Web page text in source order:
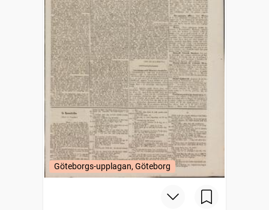
Göteborgs-upplagan, Göteborg